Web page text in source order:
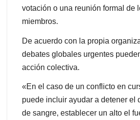
votación o una reunión formal de
miembros.
De acuerdo con la propia
debates globales urgentes
acción colectiva.
«En el caso de un conflicto en
puede incluir ayudar a detener el
de sangre, establecer un alto el